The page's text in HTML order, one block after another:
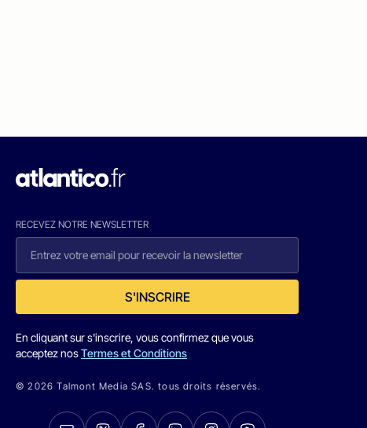
RECEVEZ NOTRE NEWSLETTER
S'INSCRIRE
En cliquant sur s'inscrire, vous confirmez que vous
acceptez nosTermes et Conditions
© 2026 Talmont Media SAS. tous droits réservés.